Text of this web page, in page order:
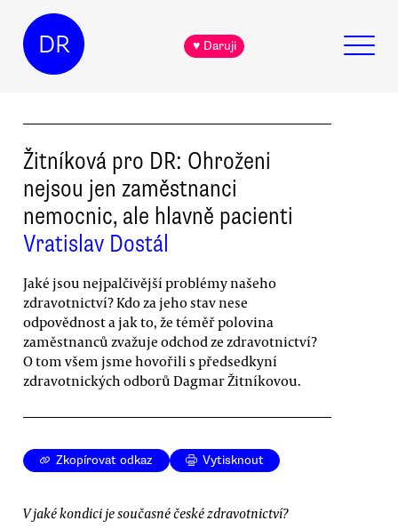
DR ♥ Daruji
Žitníková pro DR: Ohroženi
nejsou jen zaměstnanci
nemocnic, ale hlavně pacienti
Vratislav Dostál
Jaké jsou nejpalčivější problémy našeho
zdravotnictví? Kdo za jeho stav nese
odpovědnost a jak to, že téměř polovina
zaměstnanců zvažuje odchod ze zdravotnictví?
O tom všem jsme hovořili s předsedkyní
zdravotnických odborů Dagmar Žitníkovou.
Zkopírovat odkaz Vytisknout
V jaké kondici je současné české zdravotnictví?